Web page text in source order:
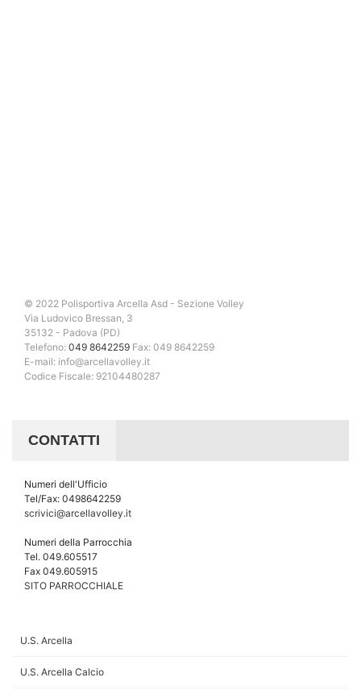
© 2022 Polisportiva Arcella Asd - Sezione Volley
Via Ludovico Bressan, 3
35132 - Padova (PD)
Telefono: 049 8642259 Fax: 049 8642259
E-mail: info@arcellavolley.it
Codice Fiscale: 92104480287
CONTATTI
Numeri dell'Ufficio
Tel/Fax: 0498642259
scrivici@arcellavolley.it
Numeri della Parrocchia
Tel. 049.605517
Fax 049.605915
SITO PARROCCHIALE
U.S. Arcella
U.S. Arcella Calcio